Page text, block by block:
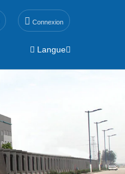
Connexion
Langue